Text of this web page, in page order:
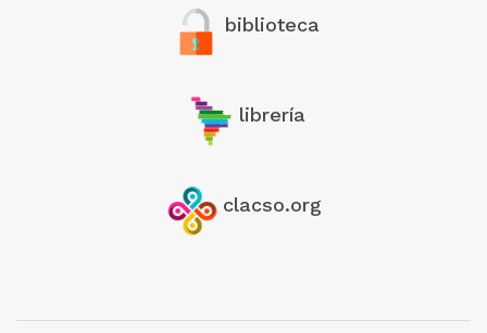
biblioteca
librería
clacso.org